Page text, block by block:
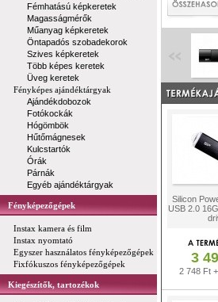
Fémhatású képkeretek
Magasságmérők
Műanyag képkeretek
Öntapadós szobadekorok
Szives képkeretek
Több képes keretek
Üveg keretek
Fényképes ajándéktárgyak
Ajándékdobozok
Fotókockák
Hógömbök
Hűtőmágnesek
Kulcstartók
Órák
Párnák
Egyéb ajándéktárgyak
Fényképezőgépek
Instax kamera és film
Instax nyomtató
Egyszer használatos fényképezőgépek
Fixfókuszos fényképezőgépek
Kiegészítők, tartozékok
Silicon
USB 2.0
3
2 748 Ft